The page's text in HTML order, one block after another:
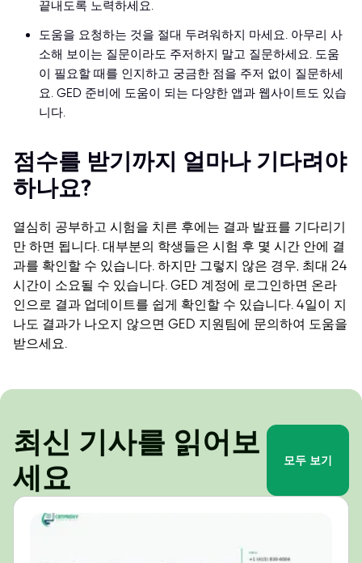
끝내도록 노력하세요.
도움을 요청하는 것을 절대 두려워하지 마세요. 아무리 사
소해 보이는 질문이라도 주저하지 말고 질문하세요. 도움
이 필요할 때를 인지하고 궁금한 점을 주저 없이 질문하세
요. GED 준비에 도움이 되는 다양한 앱과 웹사이트도 있습
니다.
점수를 받기까지 얼마나 기다려야
하나요?
열심히 공부하고 시험을 치른 후에는 결과 발표를 기다리기
만 하면 됩니다. 대부분의 학생들은 시험 후 몇 시간 안에 결
과를 확인할 수 있습니다. 하지만 그렇지 않은 경우, 최대 24
시간이 소요될 수 있습니다. GED 계정에 로그인하면 온라
인으로 결과 업데이트를 쉽게 확인할 수 있습니다. 4일이 지
나도 결과가 나오지 않으면 GED 지원팀에 문의하여 도움을
받으세요.
최신 기사를 읽어보
세요
모두 보기